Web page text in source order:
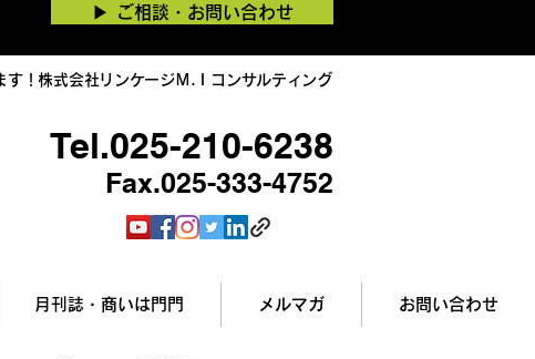
▶︎ ご相談・お問い合わせ
！株式会社リンケージＭ.Ｉコンサルティング
Tel.025-210-6238
Fax.025-333-4752
月刊誌・商いは門門 メルマガ お問い合わせ